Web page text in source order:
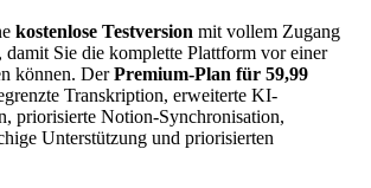
kostenlose Testversion mit vollem Zugang
Sie die komplette Plattform vor einer
können. DerPremium-Plan für 59,99
Transkription, erweiterte KI-
priorisierte Notion-Synchronisation,
Unterstützung und priorisierten